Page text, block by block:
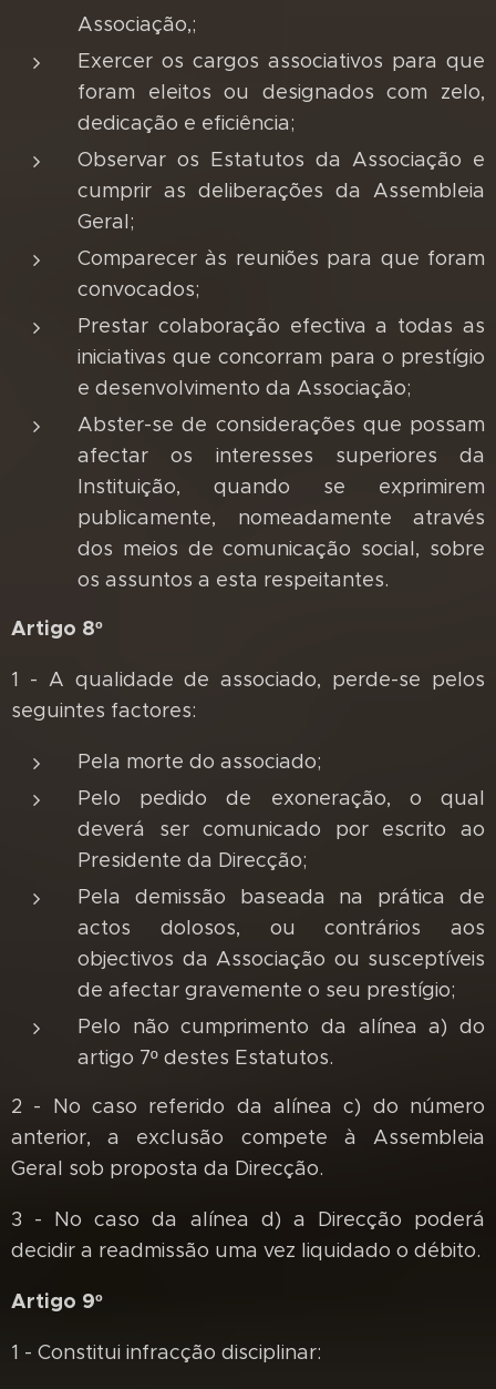
Associação,;
Exercer os cargos associativos para que
foram eleitos ou designados com zelo,
dedicação e eficiência;
Observar os Estatutos da Associação e
cumprir as deliberações da Assembleia
Geral;
Comparecer às reuniões para que foram
convocados;
Prestar colaboração efectiva a todas as
iniciativas que concorram para o prestígio
e desenvolvimento da Associação;
Abster-se de considerações que possam
afectar os interesses superiores da
Instituição, quando se exprimirem
publicamente, nomeadamente através
dos meios de comunicação social, sobre
os assuntos a esta respeitantes.
Artigo 8º
1 - A qualidade de associado, perde-se pelos
seguintes factores:
Pela morte do associado;
Pelo pedido de exoneração, o qual
deverá ser comunicado por escrito ao
Presidente da Direcção;
Pela demissão baseada na prática de
actos dolosos, ou contrários aos
objectivos da Associação ou susceptíveis
de afectar gravemente o seu prestígio;
Pelo não cumprimento da alínea a) do
artigo 7º destes Estatutos.
2 - No caso referido da alínea c) do número
anterior, a exclusão compete à Assembleia
Geral sob proposta da Direcção.
3 - No caso da alínea d) a Direcção poderá
decidir a readmissão uma vez liquidado o débito.
Artigo 9º
1 - Constitui infracção disciplinar: